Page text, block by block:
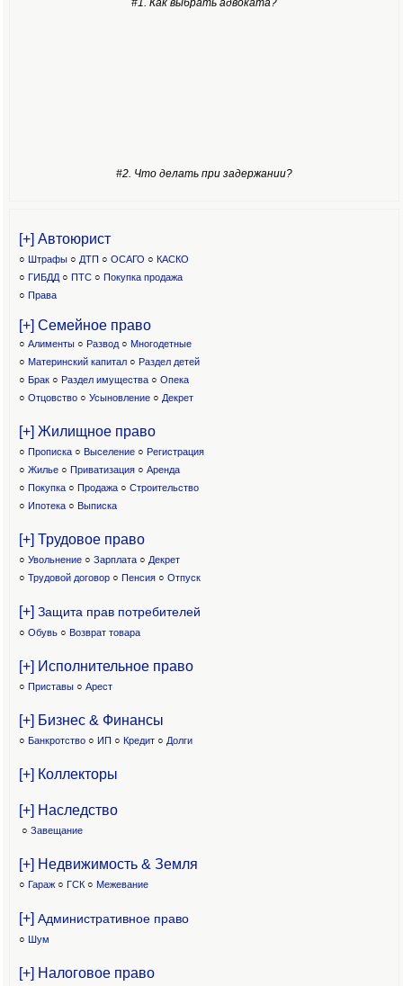
#2. Что делать при задержании?
[+] Автоюрист
○ Штрафы ○ ДТП ○ ОСАГО ○ КАСКО
○ ГИБДД ○ ПТС ○ Покупка продажа
○ Права
[+] Семейное право
○ Алименты ○ Развод ○ Многодетные
○ Материнский капитал○ Раздел детей
○ Брак ○ Раздел имущества ○ Опека
○ Отцовство○ Усыновление ○ Декрет
[+] Жилищное право
○ Прописка ○ Выселение ○ Регистрация
○ Жилье ○ Приватизация ○ Аренда
○ Покупка ○ Продажа ○ Строительство
○ Ипотека ○ Выписка
[+] Трудовое право
○ Увольнение ○ Зарплата ○ Декрет
○ Трудовой договор ○ Пенсия ○ Отпуск
[+] Защита прав потребителей
○ Обувь ○ Возврат товара
[+] Исполнительное право
○ Приставы ○ Арест
[+] Бизнес & Финансы
○ Банкротство ○ ИП ○ Кредит ○ Долги
[+] Коллекторы
[+] Наследство
○ Завещание
[+] Недвижимость & Земля
○ Гараж ○ ГСК ○ Межевание
[+] Административное право
○ Шум
[+] Налоговое право